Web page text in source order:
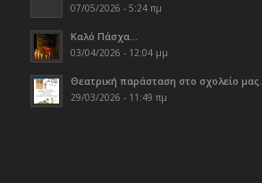
07/05/2026 - 5:24 πμ
Καλό Πάσχα…
03/04/2026 - 12:04 μμ
Θεατρική παράσταση στο σχολείο μας.
29/03/2026 - 11:49 πμ